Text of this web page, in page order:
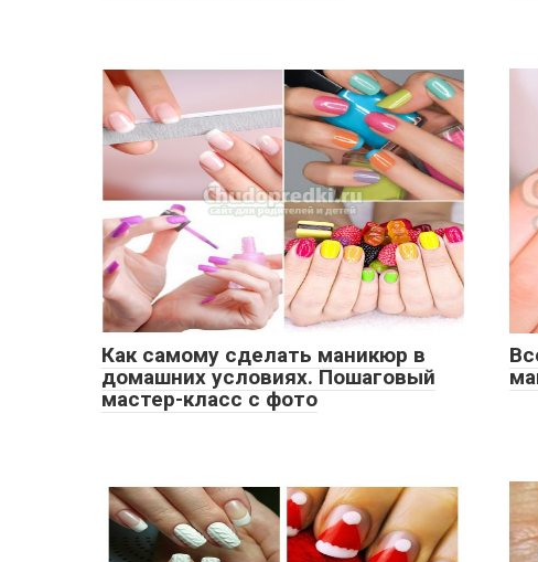
Как самому сделать маникюр в
домашних условиях. Пошаговый
мастер-класс с фото